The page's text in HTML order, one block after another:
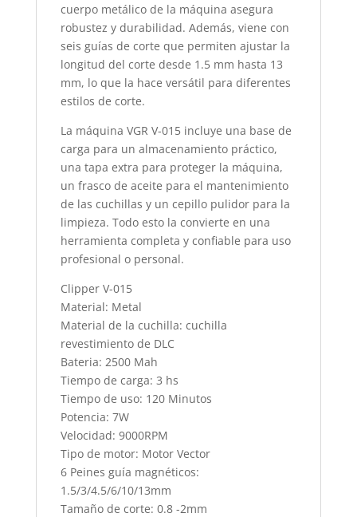
cuerpo metálico de la máquina asegura
robustez y durabilidad. Además, viene con
seis guías de corte que permiten ajustar la
longitud del corte desde 1.5 mm hasta 13
mm, lo que la hace versátil para diferentes
estilos de corte.
La máquina VGR V-015 incluye una base de
carga para un almacenamiento práctico,
una tapa extra para proteger la máquina,
un frasco de aceite para el mantenimiento
de las cuchillas y un cepillo pulidor para la
limpieza. Todo esto la convierte en una
herramienta completa y confiable para uso
profesional o personal.
Clipper V-015
Material: Metal
Material de la cuchilla: cuchilla
revestimiento de DLC
Bateria: 2500 Mah
Tiempo de carga: 3 hs
Tiempo de uso: 120 Minutos
Potencia: 7W
Velocidad: 9000RPM
Tipo de motor: Motor Vector
6 Peines guía magnéticos:
1.5/3/4.5/6/10/13mm
Tamaño de corte: 0.8 -2mm